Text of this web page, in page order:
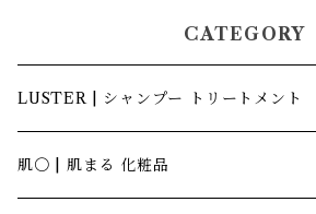
CATEGORY
LUSTER | シャンプー トリートメント
肌〇 | 肌まる 化粧品